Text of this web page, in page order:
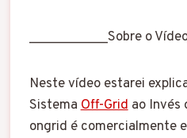
___________Sobre o
Neste vídeo estarei
SistemaOff-Gridao Invés
ongrid é comercialmente